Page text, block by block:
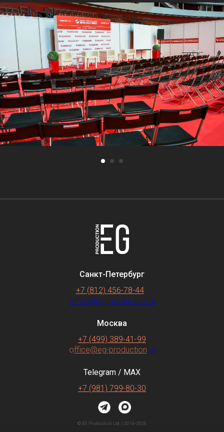
© EG Production Ltd. | 2014−2026
Москва
+7 (499) 389-41-99
+7 (981) 799-80-30
office@eg-production .ru
Санкт-Петербург
+7 (812) 456-78-44
office@eg-production.ru
Telegram / MAX